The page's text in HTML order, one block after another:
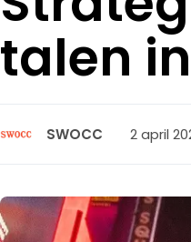
talen
SWOCC 2 april